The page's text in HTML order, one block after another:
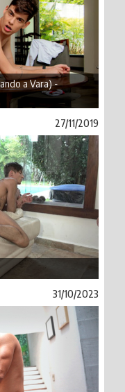
a Vara) -
27/11/2019
31/10/2023